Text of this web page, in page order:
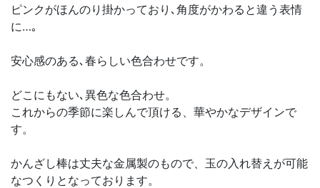
ピンクがほんのり掛かっており､角度がかわると違う表情
に…｡
安心感のある､春らしい色合わせです。
どこにもない､異色な色合わせ。
これからの季節に楽しんで頂ける、華やかなデザインで
す。
かんざし棒は丈夫な金属製のもので、玉の入れ替えが可能
なつくりとなっております。